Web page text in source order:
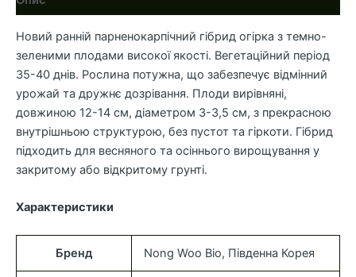
Новий ранній парненокарпічний гібрид огірка з темно-
зеленими плодами високої якості. Вегетаційний період
35-40 днів. Рослина потужна, що забезпечує відмінний
урожай та дружнє дозрівання. Плоди вирівняні,
довжиною 12-14 см, діаметром 3-3,5 см, з прекрасною
внутрішньою структурою, без пустот та гіркоти. Гібрид
підходить для весняного та осіннього вирощування у
закритому або відкритому грунті.
Характеристики
Бренд Nong Woo Bio, Південна Корея